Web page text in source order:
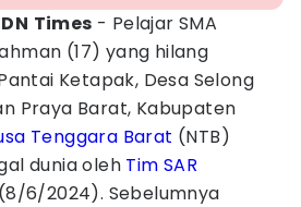
Times - Pelajar SMA
(17) yang hilang
Ketapak, Desa Selong
Praya Barat, Kabupaten
Tenggara Barat (NTB)
dunia oleh Tim SAR
6/2024). Sebelumnya